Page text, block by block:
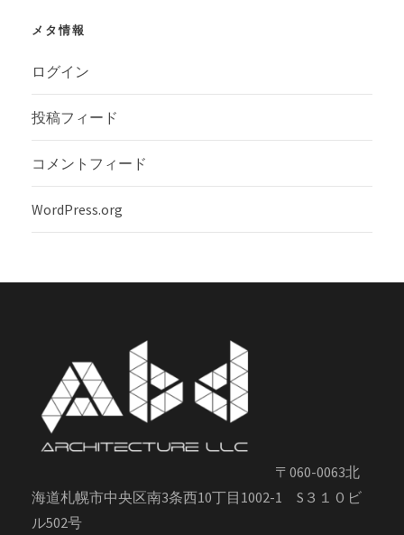
メタ情報
ログイン
投稿フィード
コメントフィード
WordPress.org
〒060-0063北
海道札幌市中央区南3条西10丁目1002-1 S３１０ビ
ル502号